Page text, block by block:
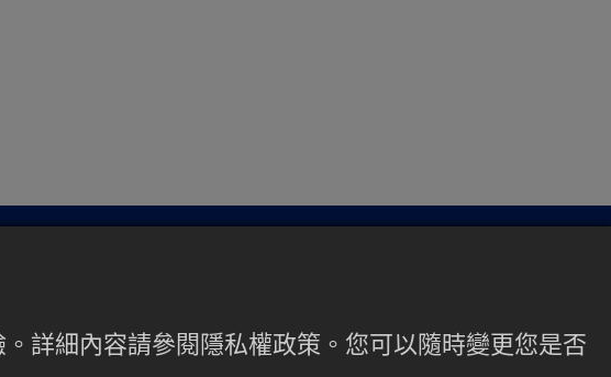
業顧問聯繫，獲取您的專屬茶飲方案。
詳細內容請參閱隱私權政策。您可以隨時變更您是否